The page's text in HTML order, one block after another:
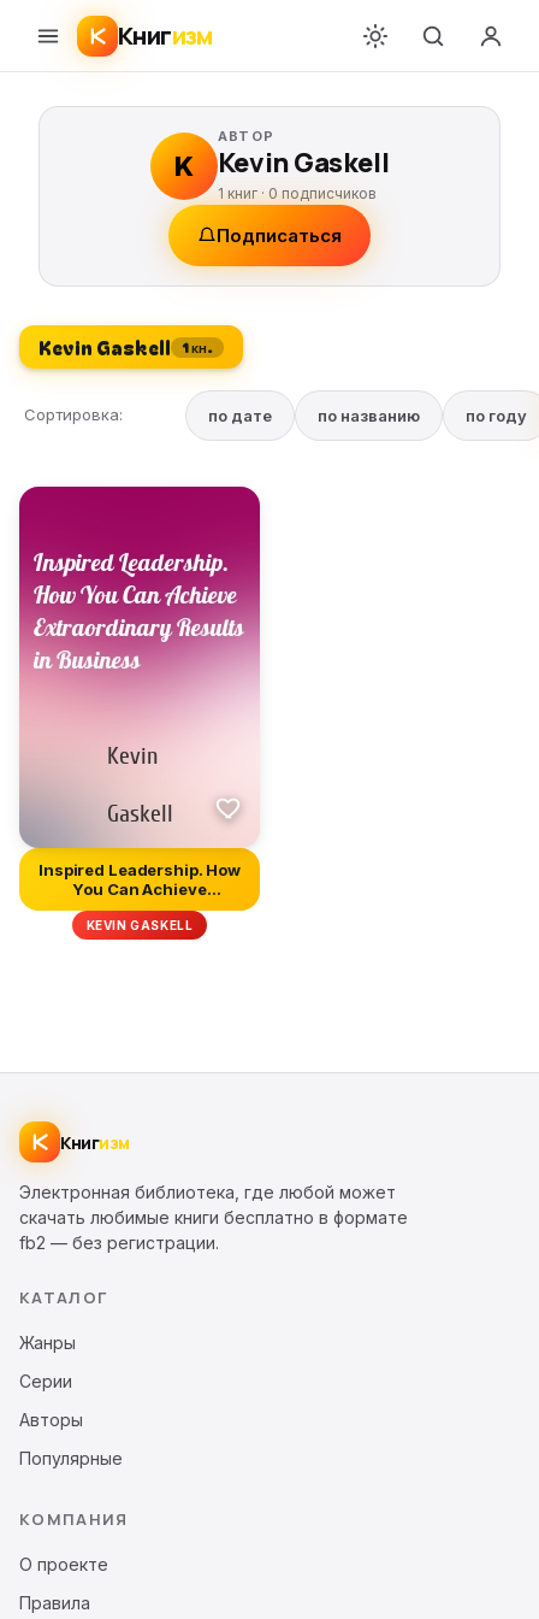
Книгизм
K
АВТОР
Kevin Gaskell
1 книг · 0 подписчиков
Подписаться
Kevin Gaskell 1 кн.
Сортировка: по дате по названию по году
Inspired Leadership. How
You Can Achieve
Extraordi...
KEVIN GASKELL
Книгизм
Электронная библиотека, где любой может
скачать любимые книги бесплатно в формате
fb2 — без регистрации.
КАТАЛОГ
Жанры
Серии
Авторы
Популярные
КОМПАНИЯ
О проекте
Правила